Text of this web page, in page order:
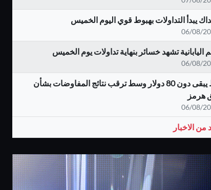
يبدأ التداولات بهبوط قوي اليوم الخميس
اليابانية تشهد خسائر بنهاية تداولات يوم الخميس
النفط يبقى دون 80 دولار وسط ترقب نتائج المفاوضات بشأن
هرمز
من الاخبار